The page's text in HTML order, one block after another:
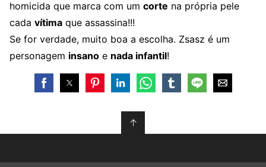
homicida que marca com um corte na própria pele
cada vítima que assassina!!!
Se for verdade, muito boa a escolha. Zsasz é um
personagem insano e nada infantil!
↑